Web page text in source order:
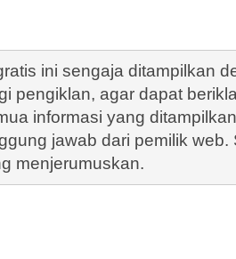
ini sengaja ditampilkan
pengiklan, agar dapat
informasi yang
jawab dari pemilik
menjerumuskan.